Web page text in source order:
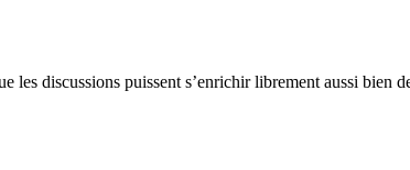
discussions puissent s’enrichir librement aussi bien